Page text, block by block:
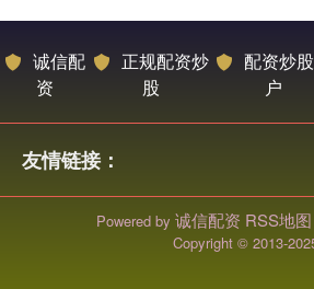
诚信配
资
正规配资炒
股
配资炒
户
友情链接：
Powered by 诚信配资 RSS地图
Copyright © 2013-